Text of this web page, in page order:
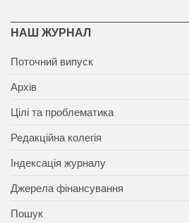
НАШ ЖУРНАЛ
Поточний випуск
Архів
Цілі та проблематика
Редакційна колегія
Індексація журналу
Джерела фінансування
Пошук